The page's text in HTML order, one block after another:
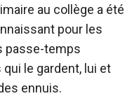
au collège a été
pour les
passe-temps
le gardent, lui et
ennuis.